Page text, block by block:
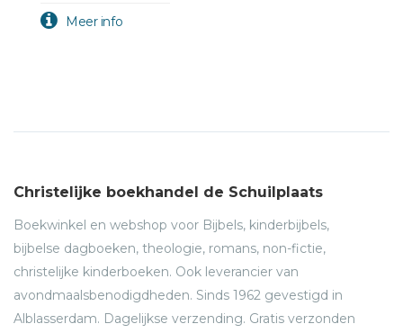
Christelijke boekhandel de Schuilplaats
Boekwinkel en webshop voor Bijbels, kinderbijbels,
bijbelse dagboeken, theologie, romans, non-fictie,
christelijke kinderboeken. Ook leverancier van
avondmaalsbenodigdheden. Sinds 1962 gevestigd in
Alblasserdam. Dagelijkse verzending. Gratis verzonden